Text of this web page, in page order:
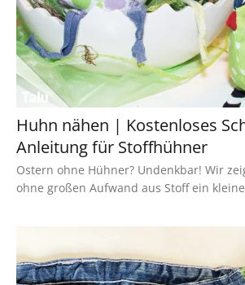
Huhn nähen | Kostenloses
Anleitung für Stoffhühner
Ostern ohne Hühner? Undenkbar! Wir
ohne großen Aufwand aus Stoff ein